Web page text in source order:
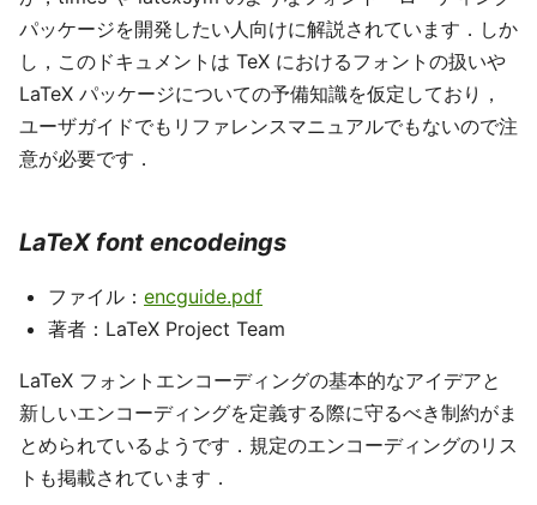
パッケージを開発したい人向けに解説されています．しか
し，このドキュメントは TeX におけるフォントの扱いや
LaTeX パッケージについての予備知識を仮定しており，
ユーザガイドでもリファレンスマニュアルでもないので注
意が必要です．
LaTeX font encodeings
ファイル： encguide.pdf
著者：LaTeX Project Team
LaTeX フォントエンコーディングの基本的なアイデアと
新しいエンコーディングを定義する際に守るべき制約がま
とめられているようです．規定のエンコーディングのリス
トも掲載されています．